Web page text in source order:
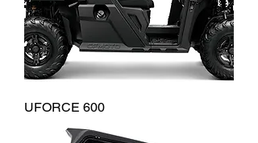
UFORCE 600